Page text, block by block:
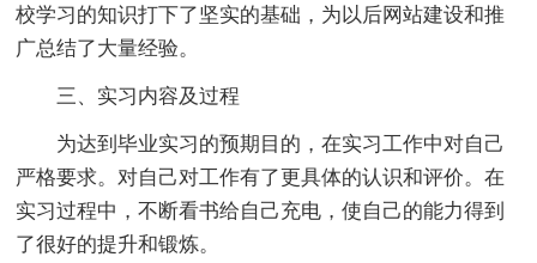
校学习的知识打下了坚实的基础，为以后网站建设和推
广总结了大量经验。
三、实习内容及过程
为达到毕业实习的预期目的，在实习工作中对自己
严格要求。对自己对工作有了更具体的认识和评价。在
实习过程中，不断看书给自己充电，使自己的能力得到
了很好的提升和锻炼。